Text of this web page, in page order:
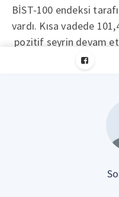
BİST-100 endeksi
vardı. Kısa vadede
pozitif seyrin devam